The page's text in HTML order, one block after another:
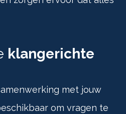
klangerichte
met jouw
om vragen te